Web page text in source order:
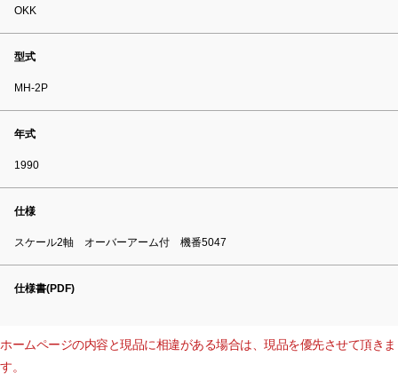
OKK
型式
MH-2P
年式
1990
仕様
スケール2軸 オーバーアーム付 機番5047
仕様書(PDF)
ホームページの内容と現品に相違がある場合は、現品を優先させて頂きま
す。